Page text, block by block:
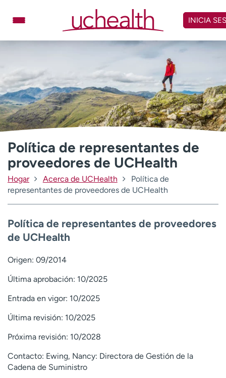
contenido
Especialidades
Ubicaciones
Programar cita
Atención de urgencia
virtual
Dar
Carreras
Inicie sesión en My Health Connection
Ready. Set. CO.
Ensayos clínicos
Atención a medios de
comunicación
Contáctenos
A
ú
a
m
INICIA
Política de representantes de
proveedores de UCHealth
Hogar Acerca de UCHealth
Política de
representantes de proveedores de UCHealth
Política de representantes de proveedores
de UCHealth
Origen: 09/2014
Última aprobación: 10/2025
Entrada en vigor: 10/2025
Última revisión: 10/2025
Próxima revisión: 10/2028
Contacto: Ewing, Nancy: Directora de Gestión de la
Cadena de Suministro